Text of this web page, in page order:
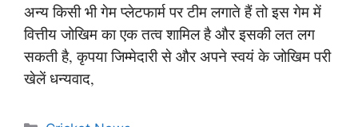
अन्य किसी भी गेम प्लेटफार्म पर टीम लगाते हैं तो इस गेम में
वित्तीय जोखिम का एक तत्व शामिल है और इसकी लत लग
सकती है, कृपया जिम्मेदारी से और अपने स्वयं के जोखिम परी
खेलें धन्यवाद,